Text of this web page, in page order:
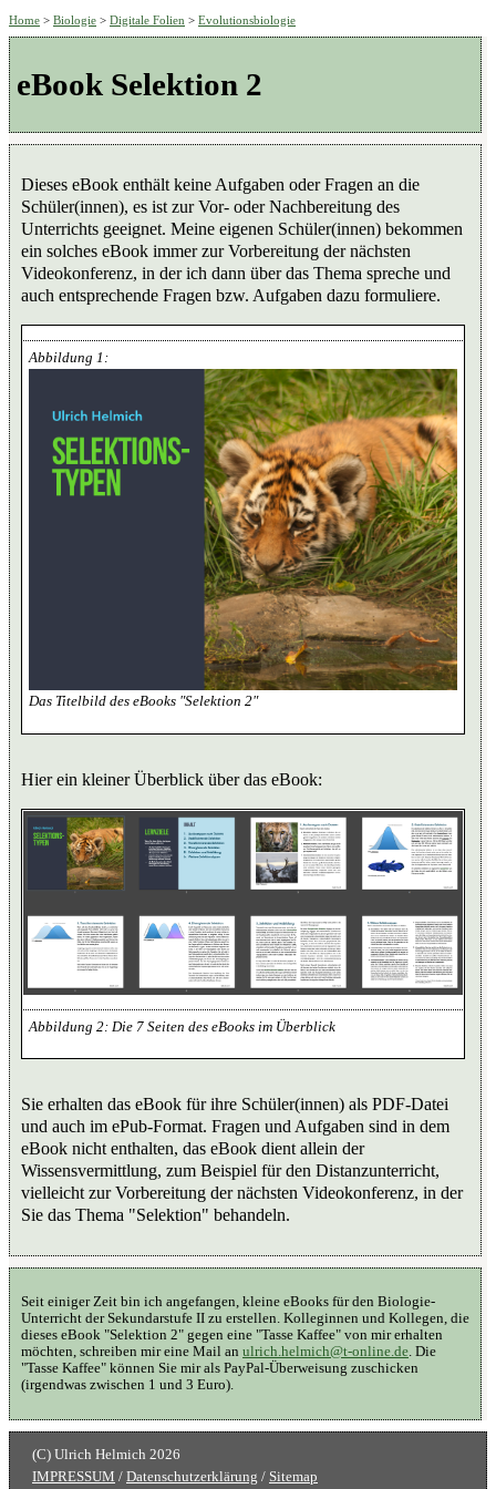
Home > Biologie > Digitale Folien > Evolutionsbiologie
eBook Selektion 2
Dieses eBook enthält keine Aufgaben oder Fragen an die
Schüler(innen), es ist zur Vor- oder Nachbereitung des
Unterrichts geeignet. Meine eigenen Schüler(innen) bekommen
ein solches eBook immer zur Vorbereitung der nächsten
Videokonferenz, in der ich dann über das Thema spreche und
auch entsprechende Fragen bzw. Aufgaben dazu formuliere.
Das Titelbild des eBooks "Selektion 2"
Hier ein kleiner Überblick über das eBook:
Die 7 Seiten des eBooks im Überblick
Sie erhalten das eBook für ihre Schüler(innen) als PDF-Datei
und auch im ePub-Format. Fragen und Aufgaben sind in dem
eBook nicht enthalten, das eBook dient allein der
Wissensvermittlung, zum Beispiel für den Distanzunterricht,
vielleicht zur Vorbereitung der nächsten Videokonferenz, in der
Sie das Thema "Selektion" behandeln.
Seit einiger Zeit bin ich angefangen, kleine eBooks für den Biologie-
Unterricht der Sekundarstufe II zu erstellen. Kolleginnen und Kollegen, die
dieses eBook "Selektion 2" gegen eine "Tasse Kaffee" von mir erhalten
möchten, schreiben mir eine Mail an ulrich.helmich@t-online.de. Die
"Tasse Kaffee" können Sie mir als PayPal-Überweisung zuschicken
(irgendwas zwischen 1 und 3 Euro).
IMPRESSUM / Datenschutzerklärung / Sitemap